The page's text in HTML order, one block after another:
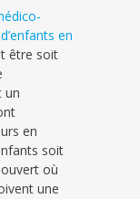
en
être soit
un
en
soit
où
une